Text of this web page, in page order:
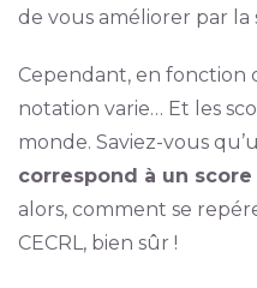
de vous améliorer par la
Cependant, en fonction
notation varie… Et les
monde. Saviez-vous
correspond à un score
alors, comment se
CECRL, bien sûr !